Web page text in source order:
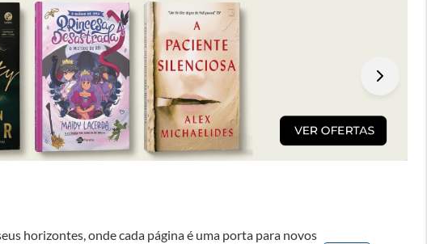
horizontes, onde cada página é uma porta para novos